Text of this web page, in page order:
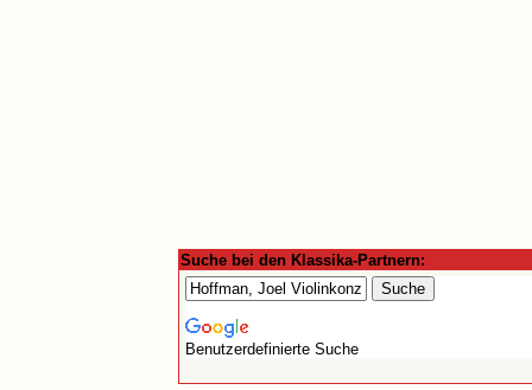
Suche bei den Klassika-Partnern:
Benutzerdefinierte Suche